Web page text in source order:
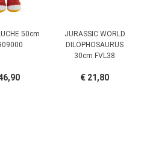
50cm
JURASSIC WORLD
DILOPHOSAURUS
30cm FVL38
€ 21,80